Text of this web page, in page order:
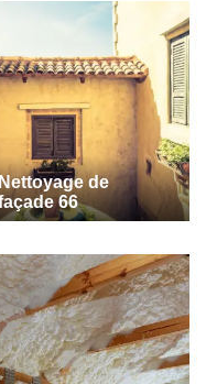
de
66